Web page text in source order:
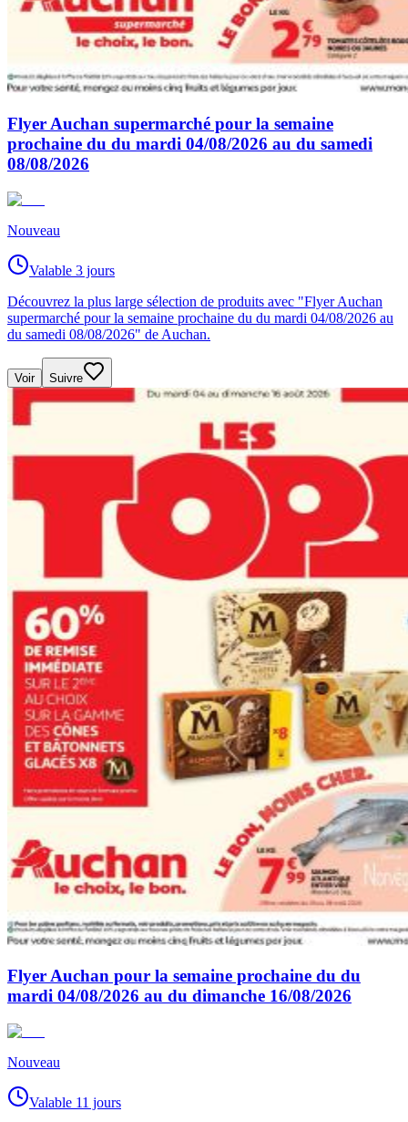
Flyer Auchan supermarché pour la semaine
prochaine du du mardi 04/08/2026 au du samedi
08/08/2026
Nouveau
Valable 3 jours
Découvrez la plus large sélection de produits avec "Flyer Auchan
supermarché pour la semaine prochaine du du mardi 04/08/2026 au
du samedi 08/08/2026" de Auchan.
Voir Suivre
Flyer Auchan pour la semaine prochaine du du
mardi 04/08/2026 au du dimanche 16/08/2026
Nouveau
Valable 11 jours